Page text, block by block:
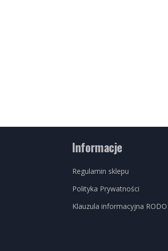
Informacje
Regulamin sklepu
Polityka Prywatności
Klauzula informacyjna RODO